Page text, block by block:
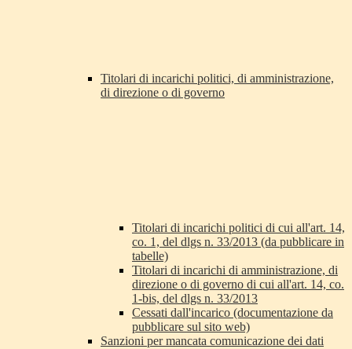
Titolari di incarichi politici, di amministrazione,
di direzione o di governo
Titolari di incarichi politici di cui all'art. 14,
co. 1, del dlgs n. 33/2013 (da pubblicare in
tabelle)
Titolari di incarichi di amministrazione, di
direzione o di governo di cui all'art. 14, co.
1-bis, del dlgs n. 33/2013
Cessati dall'incarico (documentazione da
pubblicare sul sito web)
Sanzioni per mancata comunicazione dei dati